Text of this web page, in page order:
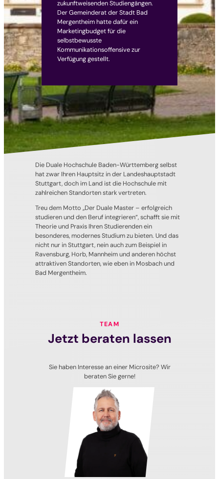
zukunftweisenden Studiengängen.
Der Gemeinderat der Stadt Bad
Mergentheim hatte dafür ein
Marketingbudget für die
selbstbewusste
Kommunikationsoffensive zur
Verfügung gestellt.
Die Duale Hochschule Baden-Württemberg selbst
hat zwar Ihren Hauptsitz in der Landeshauptstadt
Stuttgart, doch im Land ist die Hochschule mit
zahlreichen Standorten stark vertreten.
Treu dem Motto „Der Duale Master – erfolgreich
studieren und den Beruf integrieren“, schafft sie mit
Theorie und Praxis Ihren Studierenden ein
besonderes, modernes Studium zu bieten. Und das
nicht nur in Stuttgart, nein auch zum Beispiel in
Ravensburg, Horb, Mannheim und anderen höchst
attraktiven Standorten, wie eben in Mosbach und
Bad Mergentheim.
TEAM
Jetzt beraten lassen
Sie haben Interesse an einer Microsite? Wir
beraten Sie gerne!